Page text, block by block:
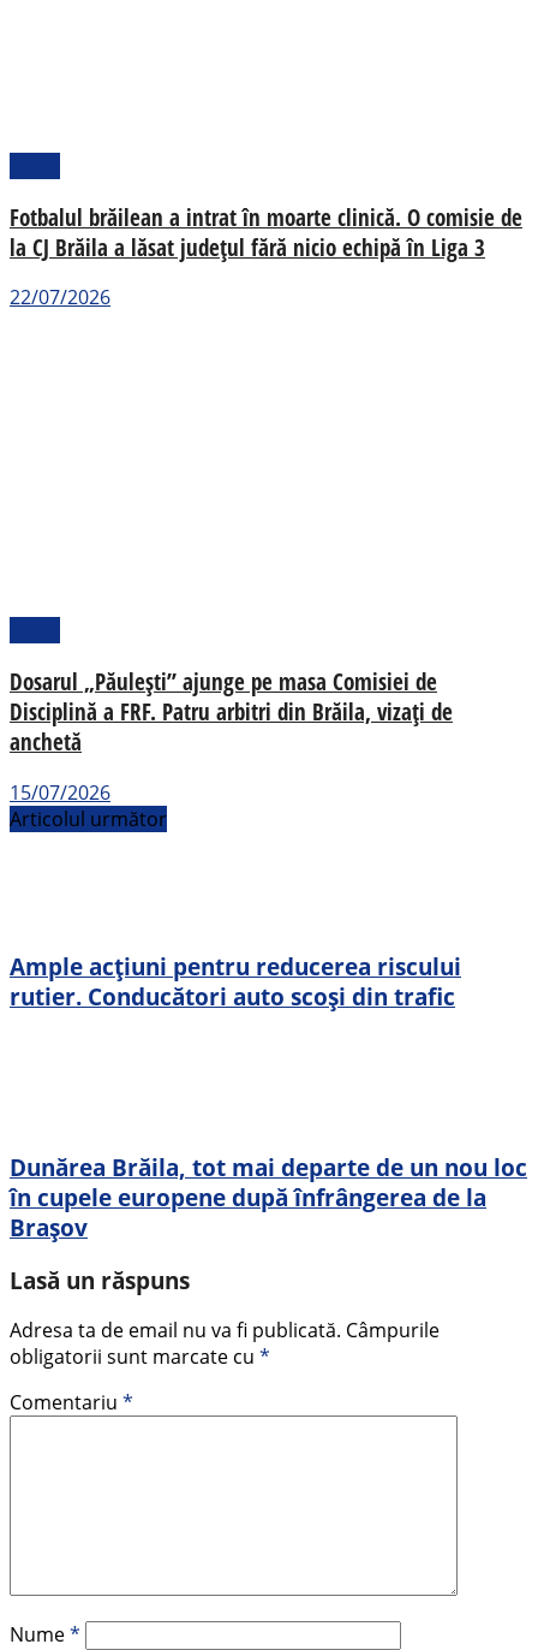
Fotbalul brăilean a intrat în moarte clinică. O comisie de
la CJ Brăila a lăsat județul fără nicio echipă în Liga 3
22/07/2026
Dosarul „Păulești” ajunge pe masa Comisiei de
Disciplină a FRF. Patru arbitri din Brăila, vizați de
anchetă
15/07/2026
Articolul următor
Ample acțiuni pentru reducerea riscului
rutier. Conducători auto scoși din trafic
Dunărea Brăila, tot mai departe de un nou loc
în cupele europene după înfrângerea de la
Brașov
Lasă un răspuns
Adresa ta de email nu va fi publicată. Câmpurile
obligatorii sunt marcate cu *
Comentariu *
Nume*